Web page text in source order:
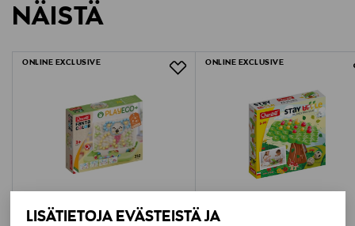
LISÄTIETOJA EVÄSTEISTÄ JA
Ikäsuositus
quercetti jumbonuppipeli, lelu ekologinen, lasten peli,
palikkapeli, ekologiset lelut, värikäs nuppipeli,
kehittävä oppimispeli
LUE TARKEMMAT PALAUTUSOHJEET
NÄISTÄ
ONLINE EXCLUSIVE ONLINE EXCLUSIVE